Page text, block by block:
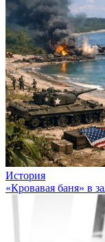
История
«Кровавая баня» в